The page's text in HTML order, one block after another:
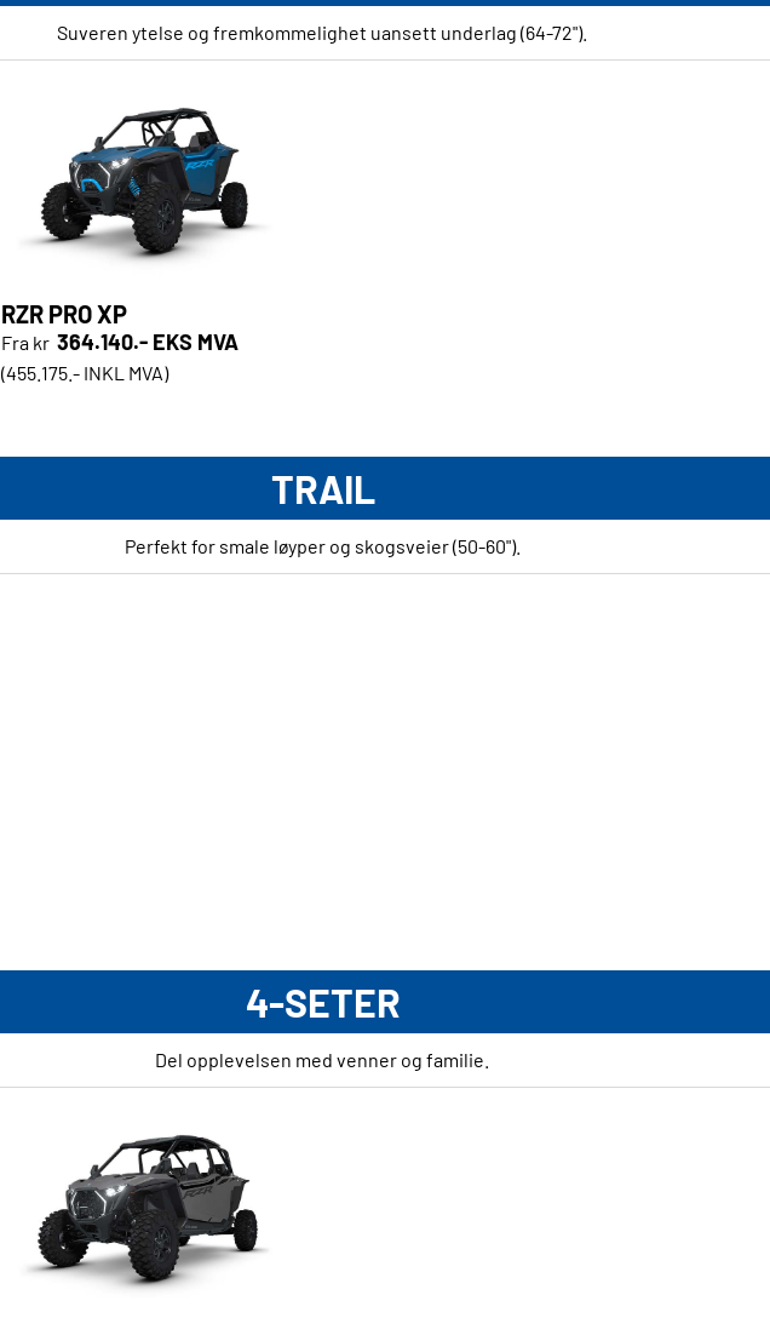
Suveren ytelse og fremkommelighet uansett underlag (64-72").
RZR PRO XP
Fra kr 364.140.- EKS MVA
(455.175.- INKL MVA)
TRAIL
Perfekt for smale løyper og skogsveier (50-60").
4-SETER
Del opplevelsen med venner og familie.